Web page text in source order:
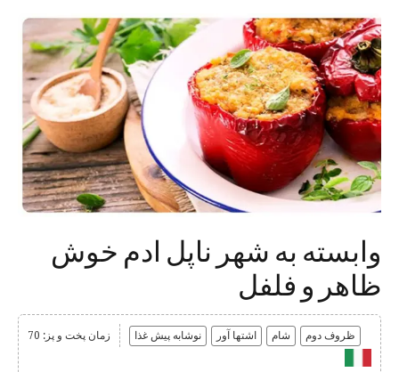
وابسته به شهر ناپل ادم خوش
ظاهر و فلفل
زمان پخت و پز: 70 نوشابه پیش غذا اشتها آور شام ظروف دوم